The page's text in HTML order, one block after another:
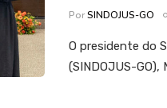
PorSINDOJUS-GO
O presidente do
(SINDOJUS-